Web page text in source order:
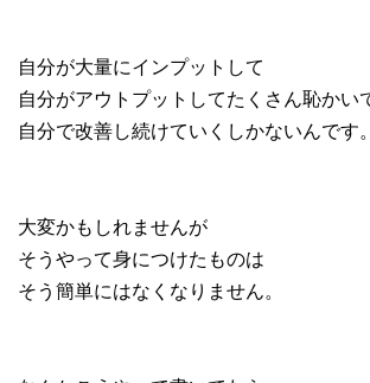
自分が大量にインプットして
自分がアウトプットしてたくさん恥かい
自分で改善し続けていくしかないんです。
大変かもしれませんが
そうやって身につけたものは
そう簡単にはなくなりません。